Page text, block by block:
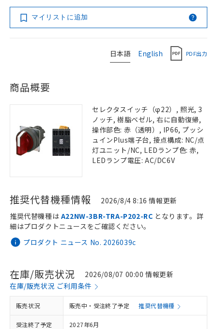
マイリストに追加
日本語 English PDF出力
商品概要
セレクタスイッチ（φ22）, 照光, 3
ノッチ, 樹脂ベゼル, 右に自動復帰,
操作部色: 赤（透明）, IP66, プッシ
ュインPlus端子台, 接点構成: NC/点
灯ユニット/NC, LEDランプ色: 赤,
LEDランプ電圧: AC/DC6V
推奨代替機種情報 2026/8/4 8:16 情報更新
プロダクト ニュース No. 2026039c
推奨代替機種は A22NW-3BR-TRA-P202-RC となります。詳
細はプロダクトニュースをご確認ください。
在庫/販売状況
2026/08/07 00:00 情報更新
在庫/販売状況 ご利用条件
販売状況 販売中・受注終了予定 推奨代替機種
受注終了予定 2027年6月